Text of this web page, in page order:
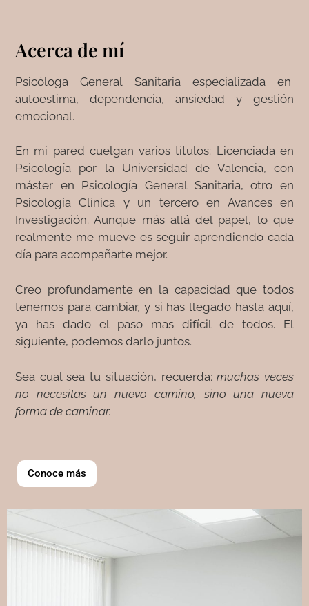
Acerca de mí
Psicóloga General Sanitaria especializada en
autoestima, dependencia, ansiedad y gestión
emocional.
En mi pared cuelgan varios títulos: Licenciada en
Psicología por la Universidad de Valencia, con
máster en Psicología General Sanitaria, otro en
Psicología Clínica y un tercero en Avances en
Investigación. Aunque más allá del papel, lo que
realmente me mueve es seguir aprendiendo cada
día para acompañarte mejor.
Creo profundamente en la capacidad que todos
tenemos para cambiar, y si has llegado hasta aquí,
ya has dado el paso mas difícil de todos. El
siguiente, podemos darlo juntos.
Sea cual sea tu situación, recuerda;muchas veces
no necesitas un nuevo camino, sino una nueva
forma de caminar.
Conoce más